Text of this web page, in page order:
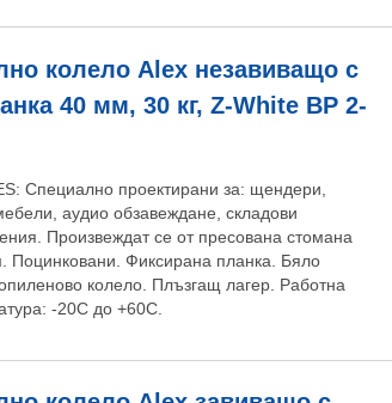
колело Alex незавиващо с
40 мм, 30 кг, Z-White BP 2-
Специално проектирани за: щендери,
аудио обзавеждане, складови
Произвеждат се от пресована стомана
Поцинковани. Фиксирана планка. Бяло
колело. Плъзгащ лагер. Работна
-20С до +60C.